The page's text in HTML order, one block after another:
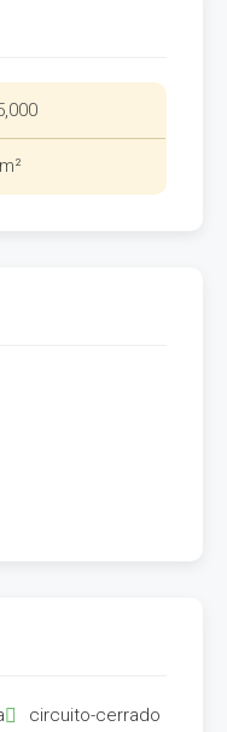
circuito-cerrado